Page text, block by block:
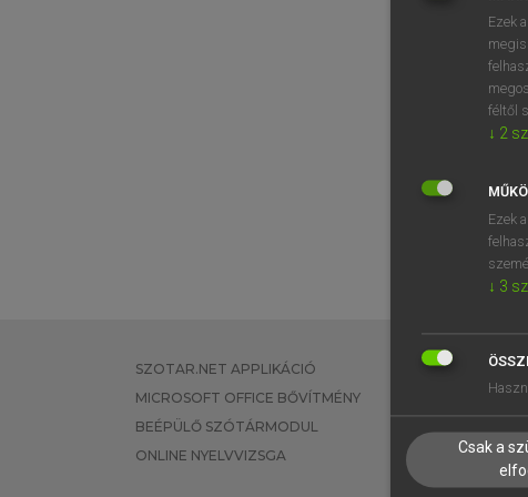
SZOTAR.NET APPLIKÁCIÓ
MICROSOFT OFFICE BŐVÍTMÉNY
BEÉPÜLŐ SZÓTÁRMODUL
ONLINE NYELVVIZSGA
EGYÉNI
TANULÓKNAK
VÁLLALATI
Ezek
féltől
↓ 2
Ezek
↓ 3
Csak a